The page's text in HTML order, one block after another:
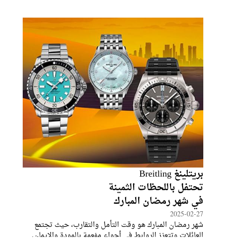
بريتلينغ Breitling
تحتفل باللحظات الثمينة
في شهر رمضان المبارك
2025-02-27
شهر رمضان المبارك هو وقت التأمل والتقارب، حيث تجتمع
العائلات وتتعزز الروابط في أجواء مفعمة بالمودة والإيمان.